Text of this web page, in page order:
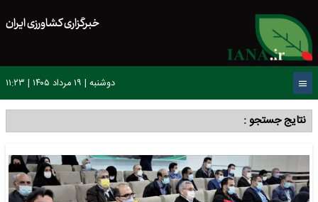
خبرگزاری کشاورزی ایران
دوشنبه | ۱۹ مرداد ۱۴۰۵ | ۱۱:۲۳
نتایج جستجو :